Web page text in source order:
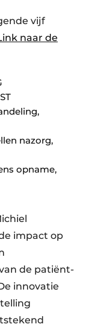
vijf
naar de
nazorg,
opname,
impact op
de patiënt-
innovatie